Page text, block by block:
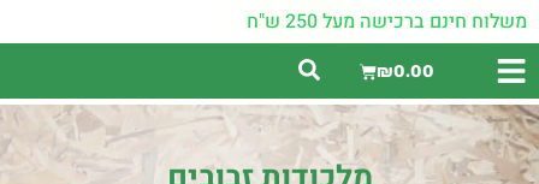
משלוח חינם ברכישה מעל 250 ש"ח
₪0.00